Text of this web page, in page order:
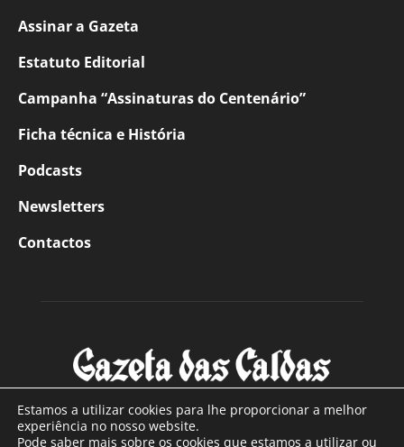
Assinar a Gazeta
Estatuto Editorial
Campanha “Assinaturas do Centenário”
Ficha técnica e História
Podcasts
Newsletters
Contactos
Estamos a utilizar cookies para lhe proporcionar a melhor
experiência no nosso website.
Pode saber mais sobre os cookies que estamos a utilizar ou